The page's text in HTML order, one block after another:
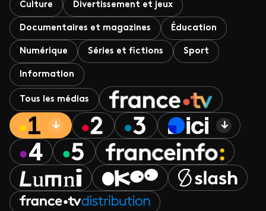
Culture Divertissement et jeux
Documentaires et magazines Éducation
Numérique Séries et fictions Sport
Information
Tous les médias